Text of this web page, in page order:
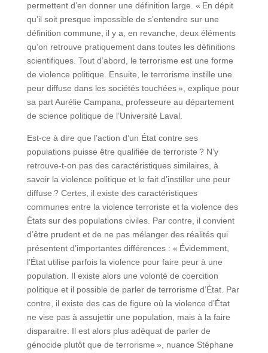
permettent d’en donner une définition large. « En dépit
qu’il soit presque impossible de s’entendre sur une
définition commune, il y a, en revanche, deux éléments
qu’on retrouve pratiquement dans toutes les définitions
scientifiques. Tout d’abord, le terrorisme est une forme
de violence politique. Ensuite, le terrorisme instille une
peur diffuse dans les sociétés touchées », explique pour
sa part Aurélie Campana, professeure au département
de science politique de l’Université Laval.
Est-ce à dire que l’action d’un État contre ses
populations puisse être qualifiée de terroriste ? N’y
retrouve-t-on pas des caractéristiques similaires, à
savoir la violence politique et le fait d’instiller une peur
diffuse ? Certes, il existe des caractéristiques
communes entre la violence terroriste et la violence des
États sur des populations civiles. Par contre, il convient
d’être prudent et de ne pas mélanger des réalités qui
présentent d’importantes différences : « Évidemment,
l’État utilise parfois la violence pour faire peur à une
population. Il existe alors une volonté de coercition
politique et il possible de parler de terrorisme d’État. Par
contre, il existe des cas de figure où la violence d’État
ne vise pas à assujettir une population, mais à la faire
disparaitre. Il est alors plus adéquat de parler de
génocide plutôt que de terrorisme », nuance Stéphane